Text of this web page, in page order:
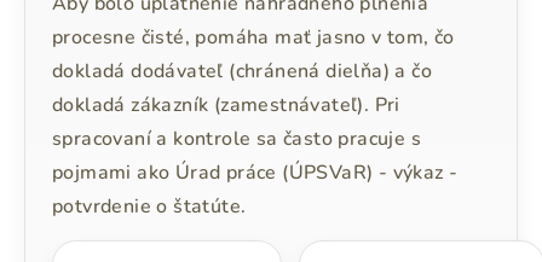
procesne čisté, pomáha mať jasno v tom, čo
dokladá dodávateľ (chránená dielňa) a čo
dokladá zákazník (zamestnávateľ). Pri
spracovaní a kontrole sa často pracuje s
pojmami ako Úrad práce (ÚPSVaR) - výkaz -
potvrdenie o štatúte.